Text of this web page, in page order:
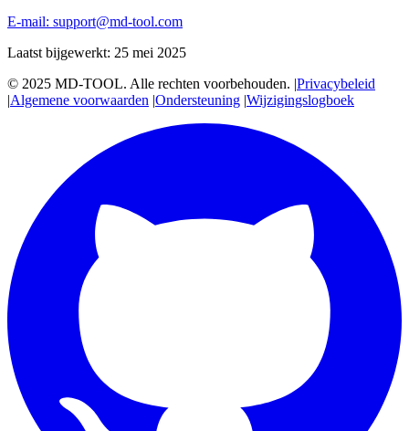
E-mail: support@md-tool.com
Laatst bijgewerkt: 25 mei 2025
© 2025 MD-TOOL. Alle rechten voorbehouden. Privacybeleid
Algemene voorwaarden Ondersteuning Wijzigingslogboek